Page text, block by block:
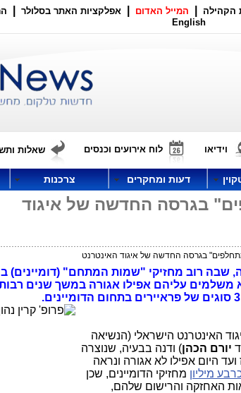
הקהילה המייל האדום אפלקציות האתר בסלולר
English
וידיאו לוח אירועים וכנסים שאלות
דעות ומחקרים צרכנות
בגרסה החדשה של איגוד
בגרסה החדשה של איגוד האינטרנט
הבעיה, שבה רוב מחזיקי "שמות המתחם"
משלמים עליהם אפילו אגורה במשך שנים
האינטרנט הישראלי (הנשיאה
יורם הכהן) ודנה בבעיה, שנוצרה
מאז ועד היום אפילו לא אגורה ונראה
מיליון מחזיקי הדומיינים, שכן
האחזקה והרישום שלהם,